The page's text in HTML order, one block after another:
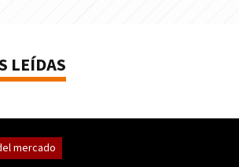
LEÍDAS
mercado